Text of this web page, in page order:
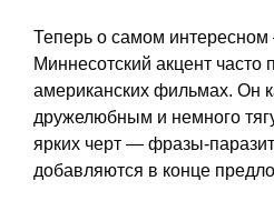
Теперь о самом интересном
Миннесотский акцент часто
американских фильмах. Он
дружелюбным и немного
ярких черт — фразы-
добавляются в конце